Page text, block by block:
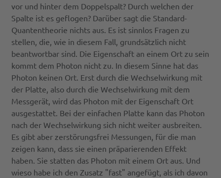
vor und hinter dem Doppelspalt? Durch welchen der
Spalte ist es geflogen? Darüber sagt die Standard-
Quantentheorie nichts aus. Es ist sinnlos Fragen zu
stellen, die, wie in diesem Fall, grundsätzlich nicht
beantwortbar sind. Die Eigenschaft an einem Ort zu sein
kommt dem Photon nicht zu. In diesem Sinne hat das
Photon keinen Ort. Erst durch die Wechselwirkung mit
der Platte, also durch die Wechselwirkung mit dem
Messgerät, wird das Photon mit der Eigenschaft Ort
ausgestattet. Bei der einfachen Platte kann das Photon
nach der Wechselwirkung sich nicht weiter ausbreiten.
Es gibt aber zerstörungsfrei Messungen, für die man
zeigen kann, dass sie einen präparierenden Effekt
haben. Sie statten das Photon mit einem Ort aus. Und
wieso habe ich den Zusatz "fast" angefügt, als ich davon